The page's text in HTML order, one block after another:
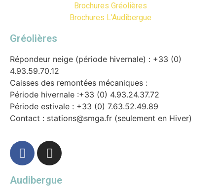
Brochures Gréolières
Brochures L'Audibergue
Gréolières
Répondeur neige (période hivernale) : +33 (0)
4.93.59.70.12
Caisses des remontées mécaniques :
Période hivernale :+33 (0) 4.93.24.37.72
Période estivale : +33 (0) 7.63.52.49.89
Contact : stations@smga.fr (seulement en Hiver)
Audibergue